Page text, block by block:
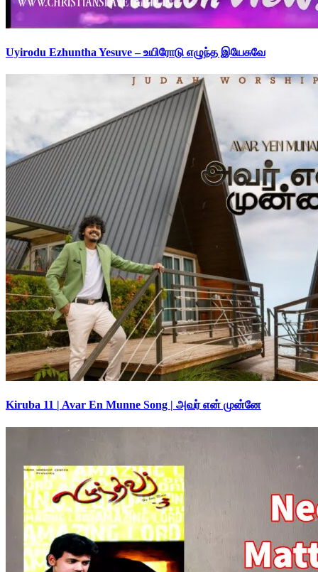
Uyirodu Ezhuntha Yesuve – உயிரோடு எழுந்த இயேசுவே
Kiruba 11 | Avar En Munne Song | அவர் என் முன்னே